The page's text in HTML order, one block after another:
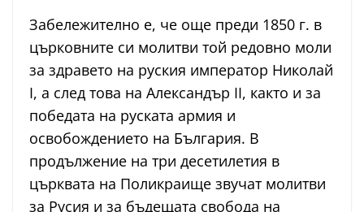
Забележително е, че още преди 1850 г. в
църковните си молитви той редовно моли
за здравето на руския император Николай
I, а след това на Александър II, както и за
победата на руската армия и
освобождението на България. В
продължение на три десетилетия в
църквата на Поликраище звучат молитви
за Русия и за бъдещата свобода на